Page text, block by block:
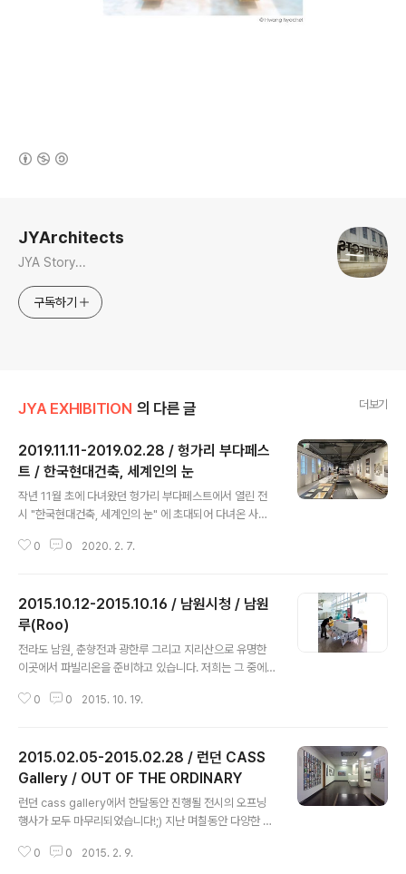
JYArchitects
JYA Story...
구독하기
JYA EXHIBITION 의 다른 글 더보기
2019.11.11-2019.02.28 / 헝가리 부다페스
트 / 한국현대건축, 세계인의 눈
작년 11월 초에 다녀왔던 헝가리 부다페스트에서 열린 전
시 "한국현대건축, 세계인의 눈" 에 초대되어 다녀온 사진
맞아, 지난 30년 한국이 걸어온 근,현대사의 변화를 대표
안, 꽤나 빠듯한 일정속에서, 여러 선배건축가분들과 함께
의미있는 얘기들을 나눌 수 있었던 재미있는 시간이었습니
다.
0 0 2020. 2. 7.
2015.10.12-2015.10.16 / 남원시청 / 남원
루(Roo)
전라도 남원, 춘향전과 광한루 그리고 지리산으로 유명한
이곳에서 파빌리온을 준비하고 있습니다. 저희는 그 중에
있던 남원성전투의 마지막 격전지이자 과거 남원역이었지
과물로 남원시청에서 시민들과 만날 수 있는 작은 전시를
합니다 준비하는 동안 도와주신 남원시청 관계자 분들과
남원의 여기저기에 멋진 루(Roo) 들을 계획하신 다른 네분
의 건축가팀에게 감사의 말씀을 드립니다. 모두 다 완공이
되었을때 시민들과 관광객들에게 남원의 가치를 높일 수
있는 결과물이 되기를 바랍니다
0 0 2015. 10. 19.
2015.02.05-2015.02.28 / 런던 CASS
Gallery / OUT OF THE ORDINARY
런던 cass gallery에서 한달동안 진행될 전시의 오프닝
행사가 모두 마무리되었습니다!;) 지난 며칠동안 다양한 행
시작한 전시준비가 끝난 것에 홀가분한 마음입니다! 끝으
0 0 2015. 2. 9.